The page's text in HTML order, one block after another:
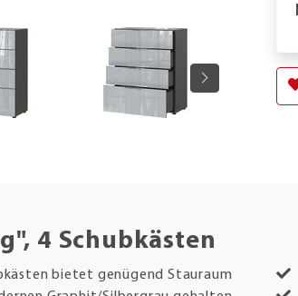
4 Schubkästen
bietet genügend Stauraum